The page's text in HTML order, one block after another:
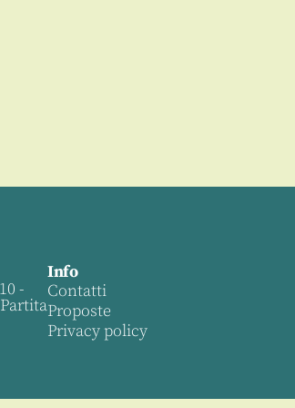
-
Info
Contatti
Proposte
Privacy policy